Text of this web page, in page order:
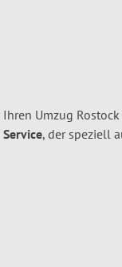
Umzug
, der speziell